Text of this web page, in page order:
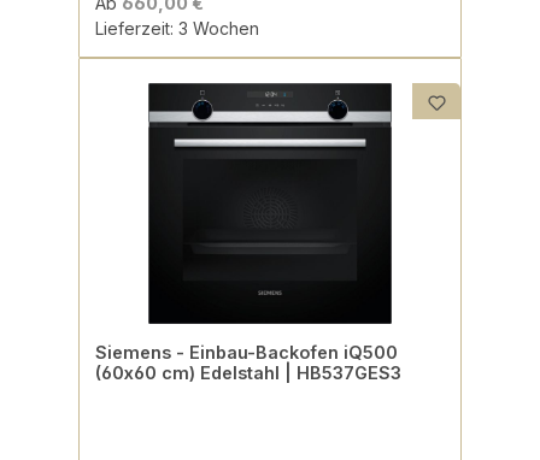
Lieferzeit: 3 Wochen
Siemens - Einbau-Backofen iQ500
(60x60 cm) Edelstahl | HB537GES3